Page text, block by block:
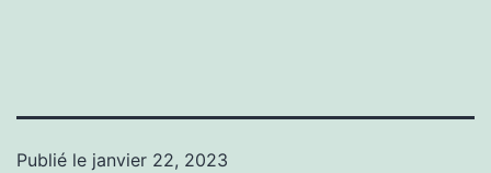
Publié le janvier 22, 2023